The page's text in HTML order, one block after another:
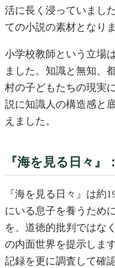
活に長く浸っていまし
ての小説の素材となりま
小学校教師という立場
ました。知識と無知、
村の子どもたちの現実
説に知識人の構造感と
えました。
『海を見る日々』
『海を見る日々』は約
にいる息子を養うため
を、道徳的批判ではな
の内面世界を提示しま
記録を更に調査して確